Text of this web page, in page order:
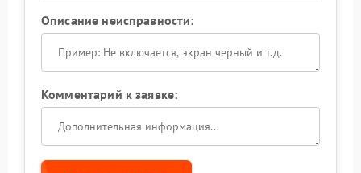
Описание неисправности:
Комментарий к заявке: